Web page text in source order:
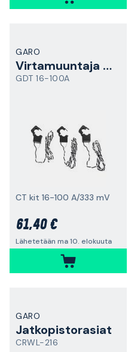
GARO
Virtamuuntaja avattava
GDT 16-100A
CT kit 16-100 A/333 mV
61,40 €
Lähetetään ma 10. elokuuta
GARO
Jatkopistorasiat
CRWL-216